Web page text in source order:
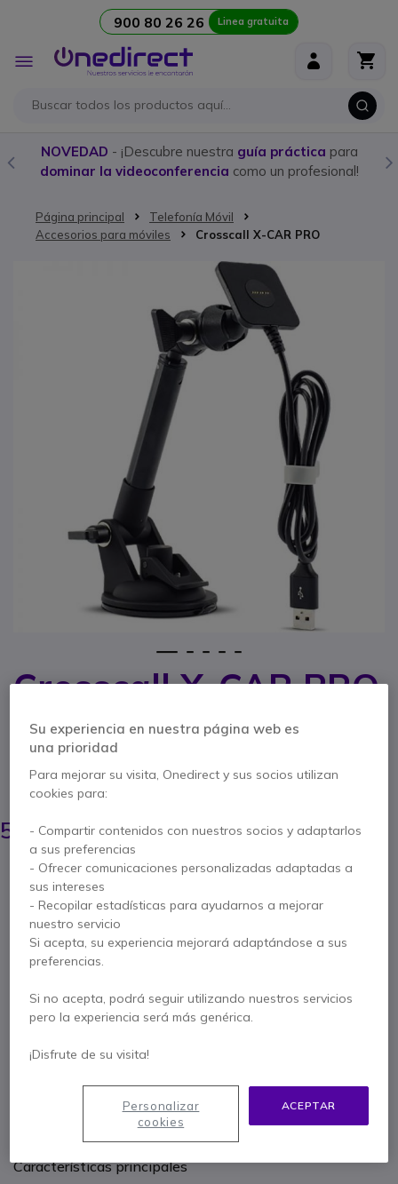
900 80 26 26 Linea gratuita
Toggle
Nav
NOVEDAD - ¡Descubre nuestra guía práctica para
dominar la videoconferencia como un profesional!
Página principal
Telefonía Móvil
Accesorios para móviles
Crosscall X-CAR PRO
Crosscall X-CAR PRO
Ref. del producto: CROSSXCARPRO // Ref. fabricante: CAR2.BO
Cargador Inalámbrico rápido para todos tus
dispositivos
AHORRA 10,00 €
58,95 € s/Iva- 71,33 € Iva incl.
Cantidad
AÑADIR AL CARRITO
PRESUPUESTO EN 4 H
No está disponible
1 año de garantíadel fabricante
Características principales
Saltar al final de la galería de imágenes
Saltar al comienzo de la galería de imágenes
Su experiencia en nuestra página web es
una prioridad
Para mejorar su visita, Onedirect y sus socios utilizan
cookies para:
- Compartir contenidos con nuestros socios y adaptarlos
a sus preferencias
- Ofrecer comunicaciones personalizadas adaptadas a
sus intereses
- Recopilar estadísticas para ayudarnos a mejorar
nuestro servicio
Si acepta, su experiencia mejorará adaptándose a sus
preferencias.
Si no acepta, podrá seguir utilizando nuestros servicios
pero la experiencia será más genérica.
¡Disfrute de su visita!
ACEPTAR
Personalizar
cookies